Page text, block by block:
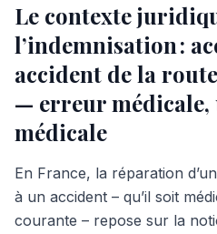
Le contexte
l’indemnisation :
accident de la
— erreur médicale,
médicale
En France, la réparation
à un accident – qu’il soit
courante – repose sur la